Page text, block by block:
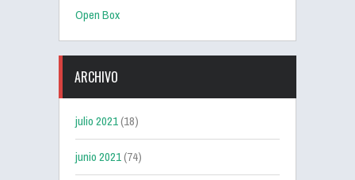
Open Box
ARCHIVO
julio 2021(18)
junio 2021(74)